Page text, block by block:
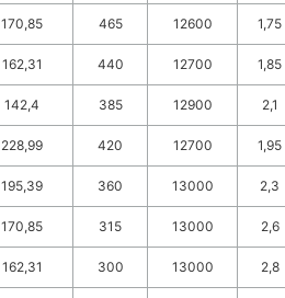
170,85 465 12600 1,75
162,31 440 12700 1,85
142,4 385 12900 2,1
228,99 420 12700 1,95
195,39 360 13000 2,3
170,85 315 13000 2,6
162,31 300 13000 2,8